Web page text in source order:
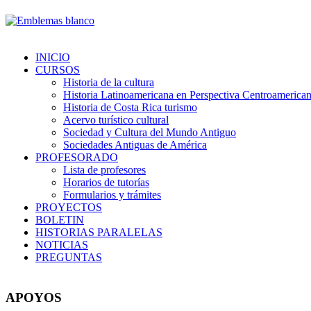
INICIO
CURSOS
Historia de la cultura
Historia Latinoamericana en Perspectiva
Historia de Costa Rica turismo
Acervo turístico cultural
Sociedad y Cultura del Mundo Antiguo
Sociedades Antiguas de América
PROFESORADO
Lista de profesores
Horarios de tutorías
Formularios y trámites
PROYECTOS
BOLETIN
HISTORIAS PARALELAS
NOTICIAS
PREGUNTAS
APOYOS